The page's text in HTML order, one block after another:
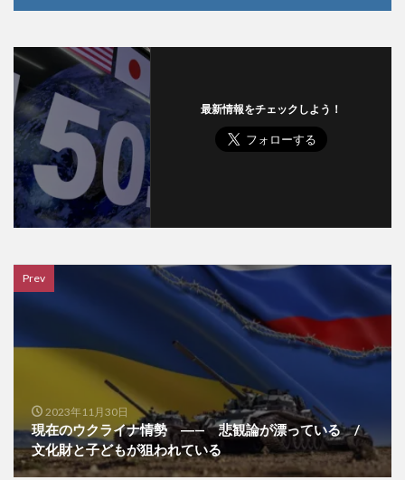
最新情報をチェックしよう！
Prev
2023年11月30日
現在のウクライナ情勢 ―— 悲観論が漂っている /
文化財と子どもが狙われている